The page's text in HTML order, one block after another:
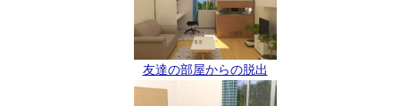
友達の部屋からの脱出